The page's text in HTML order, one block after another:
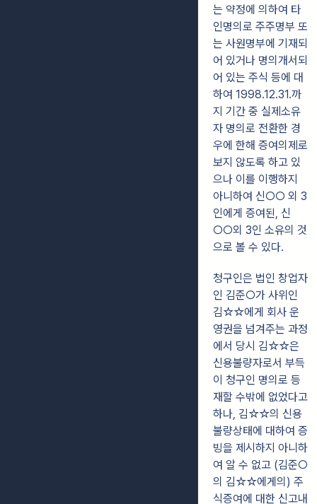
는 약정에 의하여 타
인명의로 주주명부 또
는 사원명부에 기재되
어 있거나 명의개서되
어 있는 주식 등에 대
하여 1998.12.31.까
지 기간 중 실제소유
자 명의로 전환한 경
우에 한해 증여의제로
보지 않도록 하고 있
으나 이를 이행하지
아니하여 신○○ 외 3
인에게 증여된, 신
○○외 3인 소유의 것
으로 볼 수 있다.
청구인은 법인 창업자
인 김준○가 사위인
김☆☆에게 회사 운
영권을 넘겨주는 과정
에서 당시 김☆☆은
신용불량자로서 부득
이 청구인 명의로 등
재할 수밖에 없었다고
하나, 김☆☆의 신용
불량상태에 대하여 증
빙을 제시하지 아니하
여 알 수 없고 (김준○
의 김☆☆에게의) 주
식증여에 대한 신고내